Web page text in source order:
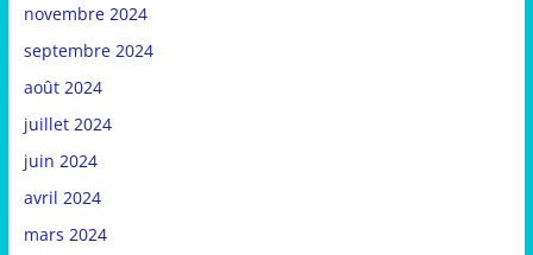
novembre 2024
septembre 2024
août 2024
juillet 2024
juin 2024
avril 2024
mars 2024